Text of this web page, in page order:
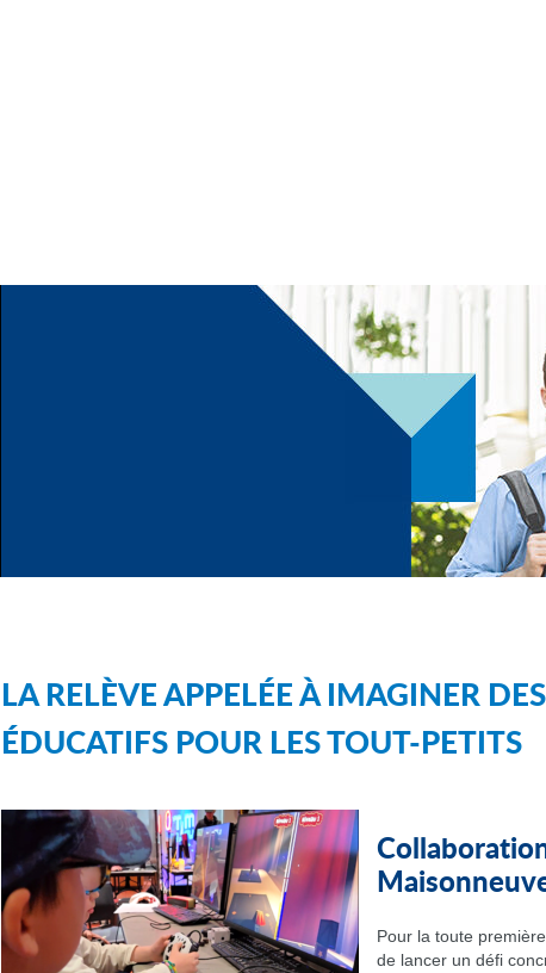
LA RELÈVE APPELÉE À IMAGINER
ÉDUCATIFS POUR LES TOUT-PETITS
Pour la toute
de lancer un défi